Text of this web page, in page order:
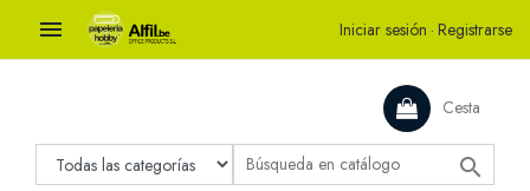
 Iniciar sesión · Registrarse
Cesta
